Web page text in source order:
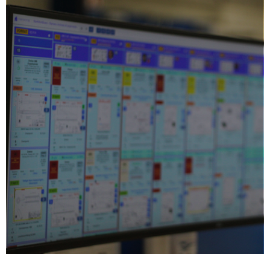
Frei nach dem Motto„Präzision trifft Flexibilität“
fertigen wir
hochwertige Elastomerbauteile aus Silikon im innovativen
Vakuumgussverfahren.
Unsere Bauteile überzeugen durch:
Hohe Maßgenauigkeit und feine Detailtreue
Ausgezeichnete Beständigkeit - hohe Temperaturen,
Chemikalien und mechanische Belastung
Flexible Materialeigenschaftenmit Härtegraden von 20
bis 65 Shore-A
Individuelle Anpassungen
wie Lebensmittelechtheit,
Biokompatibilität und hohe Temperaturresistenz